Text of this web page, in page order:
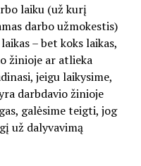
laiku (už kurį
darbo užmokestis)
– bet koks laikas,
žinioje ar atlieka
jeigu laikysime,
darbdavio žinioje
galėsime teigti, jog
už dalyvavimą